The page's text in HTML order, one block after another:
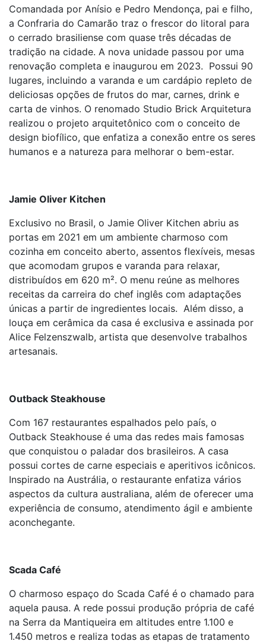
Comandada por Anísio e Pedro Mendonça, pai e filho,
a Confraria do Camarão traz o frescor do litoral para
o cerrado brasiliense com quase três décadas de
tradição na cidade. A nova unidade passou por uma
renovação completa e inaugurou em 2023. Possui 90
lugares, incluindo a varanda e um cardápio repleto de
deliciosas opções de frutos do mar, carnes, drink e
carta de vinhos. O renomado Studio Brick Arquitetura
realizou o projeto arquitetônico com o conceito de
design biofílico, que enfatiza a conexão entre os seres
humanos e a natureza para melhorar o bem-estar.
Jamie Oliver Kitchen
Exclusivo no Brasil, o Jamie Oliver Kitchen abriu as
portas em 2021 em um ambiente charmoso com
cozinha em conceito aberto, assentos flexíveis, mesas
que acomodam grupos e varanda para relaxar,
distribuídos em 620 m². O menu reúne as melhores
receitas da carreira do chef inglês com adaptações
únicas a partir de ingredientes locais. Além disso, a
louça em cerâmica da casa é exclusiva e assinada por
Alice Felzenszwalb, artista que desenvolve trabalhos
artesanais.
Outback Steakhouse
Com 167 restaurantes espalhados pelo país, o
Outback Steakhouse é uma das redes mais famosas
que conquistou o paladar dos brasileiros. A casa
possui cortes de carne especiais e aperitivos icônicos.
Inspirado na Austrália, o restaurante enfatiza vários
aspectos da cultura australiana, além de oferecer uma
experiência de consumo, atendimento ágil e ambiente
aconchegante.
Scada Café
O charmoso espaço do Scada Café é o chamado para
aquela pausa. A rede possui produção própria de café
na Serra da Mantiqueira em altitudes entre 1.100 e
1.450 metros e realiza todas as etapas de tratamento